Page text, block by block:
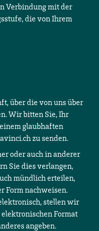
Verbindung mit der
die von Ihrem
über die von uns über
Wir bitten Sie, Ihr
glaubhaften
zu senden.
oder auch in anderer
Sie dies verlangen,
mündlich erteilen,
Form nachweisen.
stellen wir
Format
angeben.